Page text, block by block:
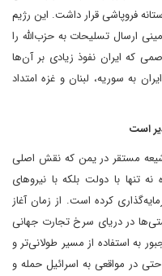
فروپاشی قرار داشت. این رژیم
ارسال تسلیحات به حزب‌الله را
که ایران نفوذ زیادی بر آن‌ها
به سوریه، لبنان و غزه امتداد
است
مستقر در یمن که نقش اصلی
تنها با دولت بلکه با نیروهای
کرده است. از زمان آغاز
در دریای سرخ تجارت جهانی
به استفاده از مسیر طولانی‌تر و
در مواقعی به اسرائیل حمله و